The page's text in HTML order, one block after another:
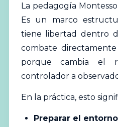
La pedagogía
Es un marco
tiene libertad dentro
combate
porque cambia el
controlador a
En la práctica, esto
Preparar el